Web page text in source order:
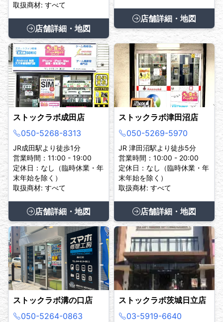
取扱商材: すべて
店舗詳細・地図
店舗詳細・地図
ストックラボ成田店
050-5268-8313
JR成田駅より徒歩1分
営業時間：11:00 - 19:00
定休日：なし（臨時休業・年
末年始を除く）
取扱商材: すべて
店舗詳細・地図
ストックラボ津田沼店
050-5269-5970
JR 津田沼駅より徒歩5分
営業時間：10:00 - 20:00
定休日：なし（臨時休業・年
末年始を除く）
取扱商材: すべて
店舗詳細・地図
ストックラボ溝の口店
050-5264-0863
ストックラボ茨城日立店
03-5919-6640